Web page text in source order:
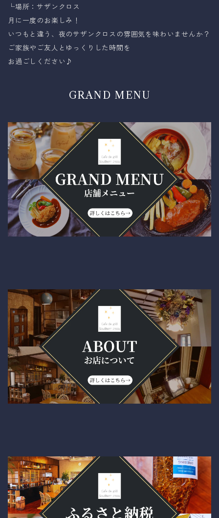
└場所：サザンクロス
月に一度のお楽しみ！
いつもと違う、夜のサザンクロスの雰囲気を味わいませんか？
ご家族やご友人とゆっくりした時間を
お過ごしください♪
GRAND MENU